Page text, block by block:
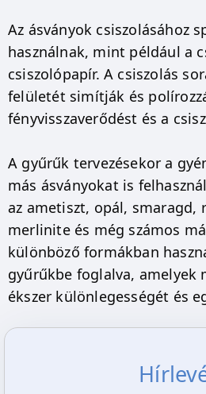
Az ásványok csiszolásához
használnak, mint például a
csiszolópapír. A csiszolás
felületét simítják és
fényvisszaverődést és a
A gyűrűk tervezésekor a
más ásványokat is
az ametiszt, opál, smaragd,
merlinite és még számos
különböző formákban
gyűrűkbe foglalva, amelyek
ékszer különlegességét és